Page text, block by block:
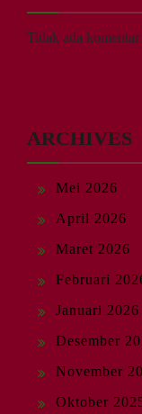
Tidak ada
ARCHIVES
Mei 2026
April 2026
Maret 2026
Februari
Januari 2026
Desember
November
Oktober